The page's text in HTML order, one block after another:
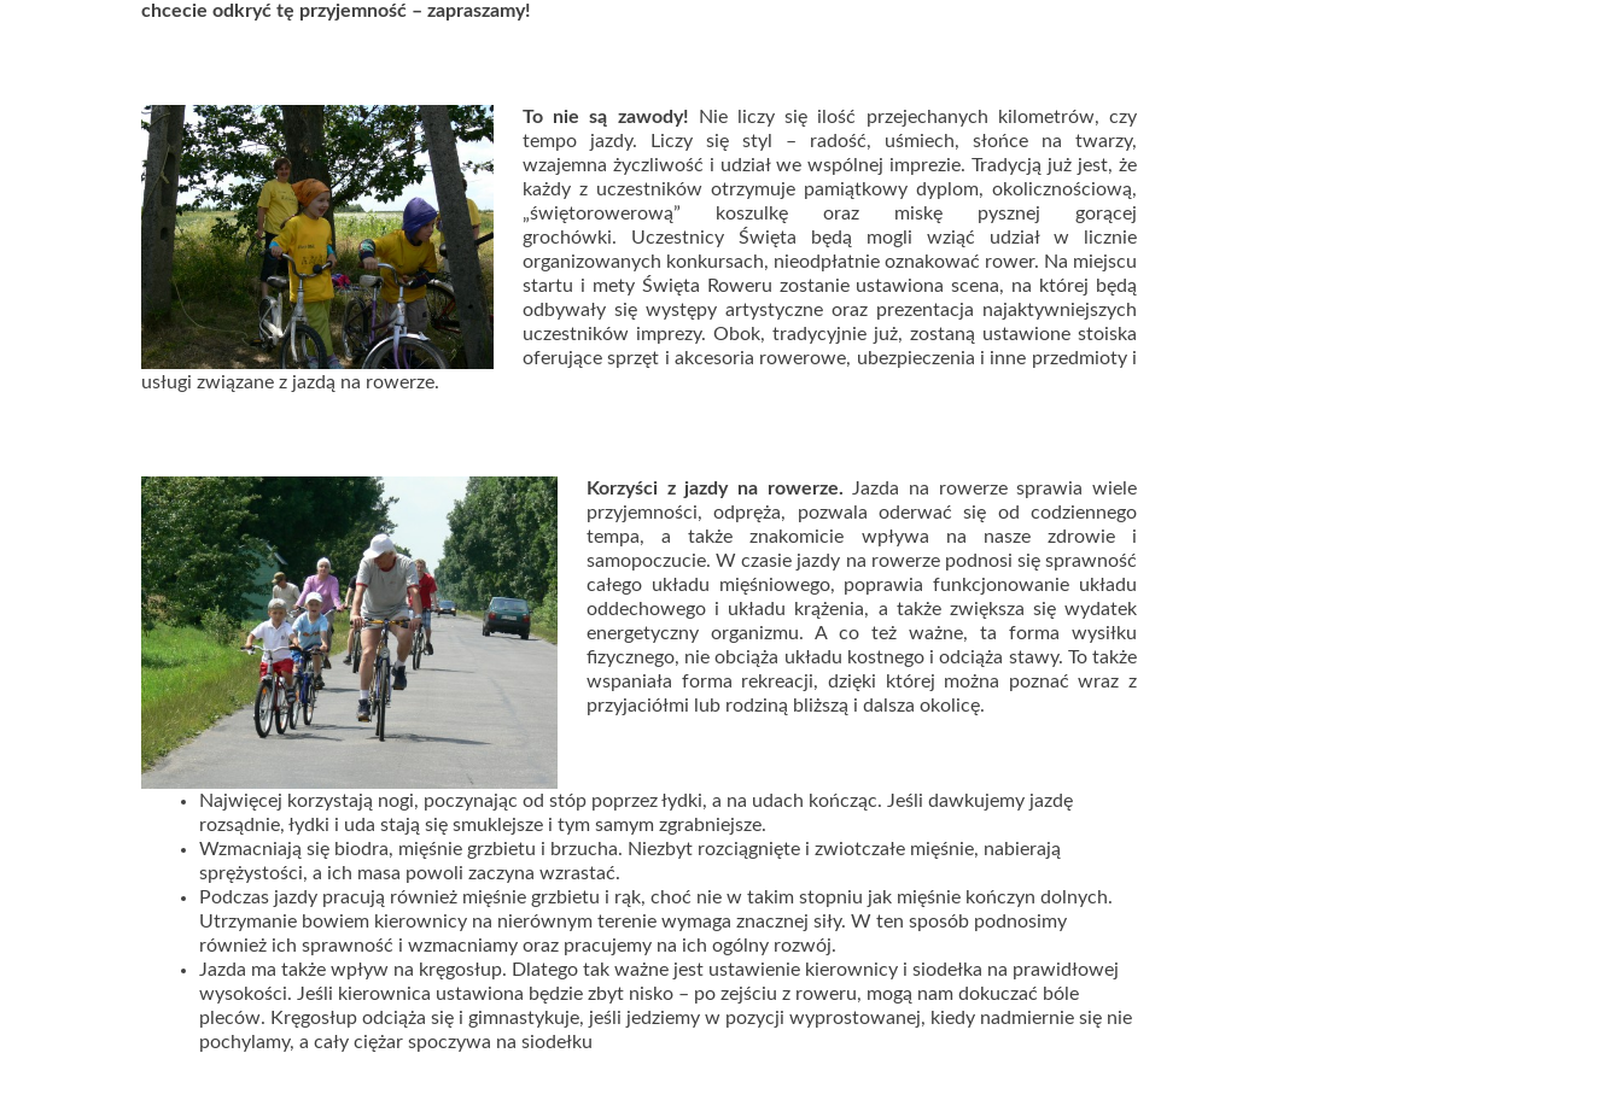
chcecie odkryć tę przyjemność – zapraszamy!
To nie są zawody! Nie liczy się ilość przejechanych kilometrów, czy
tempo jazdy. Liczy się styl – radość, uśmiech, słońce na twarzy,
wzajemna życzliwość i udział we wspólnej imprezie. Tradycją już jest, że
każdy z uczestników otrzymuje pamiątkowy dyplom, okolicznościową,
„świętorowerową” koszulkę oraz miskę pysznej gorącej
grochówki. Uczestnicy Święta będą mogli wziąć udział w licznie
organizowanych konkursach, nieodpłatnie oznakować rower. Na miejscu
startu i mety Święta Roweru zostanie ustawiona scena, na której będą
odbywały się występy artystyczne oraz prezentacja najaktywniejszych
uczestników imprezy. Obok, tradycyjnie już, zostaną ustawione stoiska
oferujące sprzęt i akcesoria rowerowe, ubezpieczenia i inne przedmioty i
usługi związane z jazdą na rowerze.
Korzyści z jazdy na rowerze.
Jazda na rowerze sprawia wiele
przyjemności, odpręża, pozwala oderwać się od codziennego
tempa, a także znakomicie wpływa na nasze zdrowie i
samopoczucie. W czasie jazdy na rowerze podnosi się sprawność
całego układu mięśniowego, poprawia funkcjonowanie układu
oddechowego i układu krążenia, a także zwiększa się wydatek
energetyczny organizmu. A co też ważne, ta forma wysiłku
fizycznego, nie obciąża układu kostnego i odciąża stawy. To także
wspaniała forma rekreacji, dzięki której można poznać wraz z
przyjaciółmi lub rodziną bliższą i dalsza okolicę.
Najwięcej korzystają nogi, poczynając od stóp poprzez łydki, a na udach kończąc. Jeśli dawkujemy jazdę
rozsądnie, łydki i uda stają się smuklejsze i tym samym zgrabniejsze.
Wzmacniają się biodra, mięśnie grzbietu i brzucha. Niezbyt rozciągnięte i zwiotczałe mięśnie, nabierają
sprężystości, a ich masa powoli zaczyna wzrastać.
Podczas jazdy pracują również mięśnie grzbietu i rąk, choć nie w takim stopniu jak mięśnie kończyn dolnych.
Utrzymanie bowiem kierownicy na nierównym terenie wymaga znacznej siły. W ten sposób podnosimy
również ich sprawność i wzmacniamy oraz pracujemy na ich ogólny rozwój.
Jazda ma także wpływ na kręgosłup. Dlatego tak ważne jest ustawienie kierownicy i siodełka na prawidłowej
wysokości. Jeśli kierownica ustawiona będzie zbyt nisko – po zejściu z roweru, mogą nam dokuczać bóle
pleców. Kręgosłup odciąża się i gimnastykuje, jeśli jedziemy w pozycji wyprostowanej, kiedy nadmiernie się nie
pochylamy, a cały ciężar spoczywa na siodełku